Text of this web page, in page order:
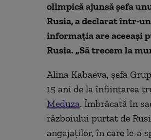
olimpică ajunsă șefa
Rusia, a declarat într-
informația are aceeași
Rusia. „Să trecem la
Alina Kabaeva, șefa
15 ani de la înființarea
Meduza. Îmbrăcată în
războiului purtat de
angajaților, în care le-a